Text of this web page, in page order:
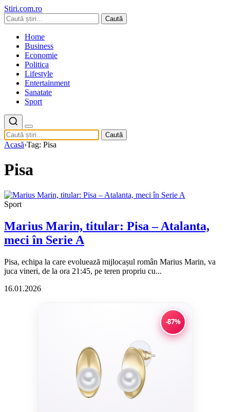
Stiri.com.ro
Caută
Home
Business
Economie
Politica
Lifestyle
Entertainment
Sanatate
Sport
Caută
Acasă›Tag: Pisa
Pisa
Sport
Marius Marin, titular: Pisa – Atalanta,
meci în Serie A
Pisa, echipa la care evoluează mijlocașul român Marius Marin, va
juca vineri, de la ora 21:45, pe teren propriu cu...
16.01.2026
-87%